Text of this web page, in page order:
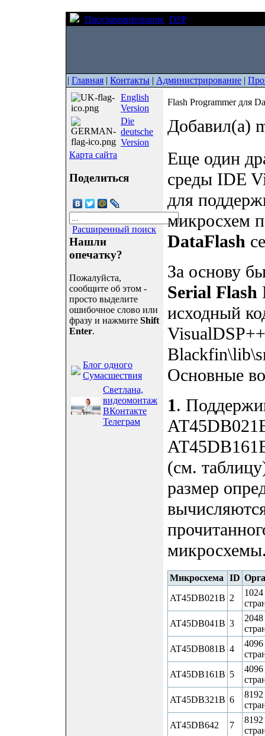
Программирование DSP
| Главная | Контакты | Администрирование |
English
Version
Die
deutsche
Version
Карта сайта
Поделиться
Расширенный поиск
Нашли
опечатку?
Пожалуйста,
сообщите об этом -
просто выделите
ошибочное слово или
фразу и нажмите Shift
Enter.
Блог одного
Сумасшествия
Светлана,
видеомонтаж
ВКонтакте
Телеграм
Flash Programmer для
Добавил(а)
Еще один
среды IDE
для
микросхем
DataFlash
За основу
Serial Flash
исходный
Основные
1.
(см.
размер
Микросхема ID
AT45DB021B 2
AT45DB041B 3
AT45DB081B 4
4096
AT45DB161B 5
AT45DB321B 6
8192
AT45DB642
7
8192